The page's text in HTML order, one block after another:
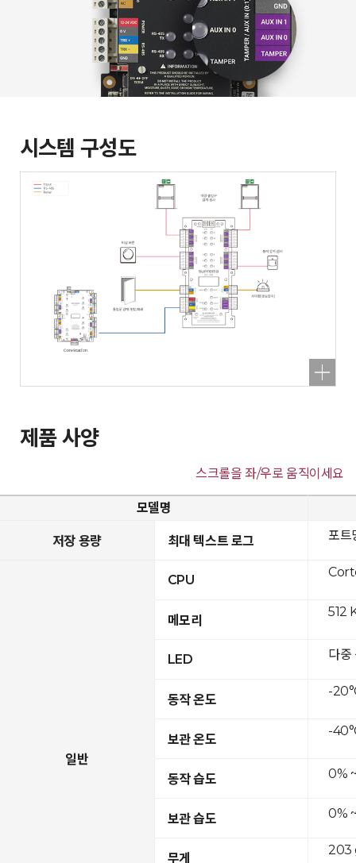
시스템 구성도
제품 사양
스크롤을 좌/우로 움직이세요
모델명
저장 용량 최대 텍스트 로그
일반
CPU
메모리
LED
동작 온도
보관 온도
동작 습도
보관 습도
무게
포트
512
다중
-
-
0%
0%
203